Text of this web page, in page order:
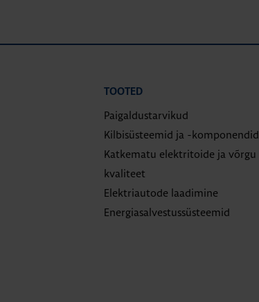
TOOTED
Paigaldustarvikud
Kilbisüsteemid ja -komponendid
Katkematu elektritoide ja võrgu
kvaliteet
Elektriautode laadimine
Energiasalvestussüsteemid